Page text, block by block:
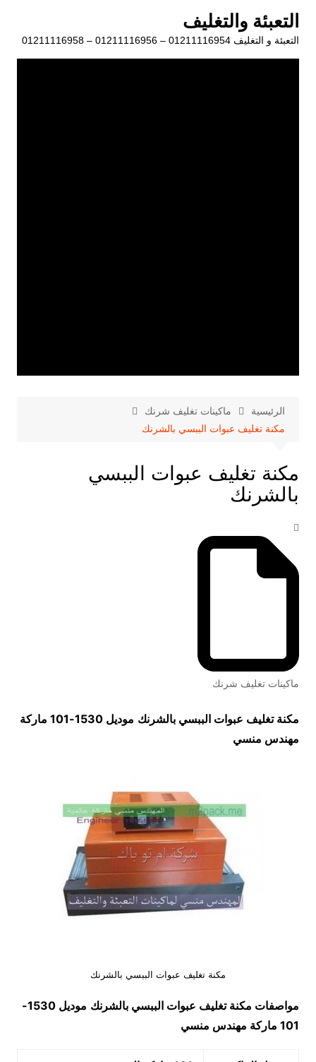
المحتوى
التعبئة والتغليف
التعبئة و التغليف 01211116954 – 01211116956 – 01211116958
الرئيسية
ماكينات تغليف شرنك
مكنة تغليف عبوات الببسي بالشرنك
مكنة تغليف عبوات الببسي
بالشرنك
ماكينات تغليف شرنك
مكنة تغليف عبوات الببسي بالشرنك موديل 1530-101 ماركة
مهندس منسي
مكنة تغليف عبوات الببسي بالشرنك
مواصفات مكنة تغليف عبوات الببسي بالشرنك
موديل 1530-
101 ماركة مهندس منسي